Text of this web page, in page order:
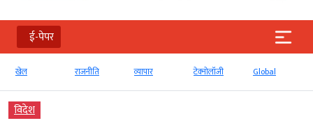
ई-पेपर
खेल राजनीति व्‍यापार टेक्‍नोलॉजी Global
विदेश